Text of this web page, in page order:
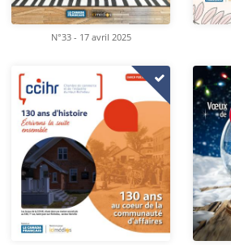
N°33 - 17 avril 2025